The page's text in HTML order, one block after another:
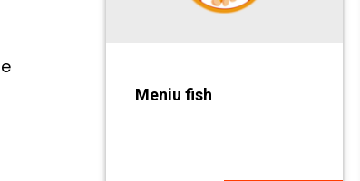
Meniu fish